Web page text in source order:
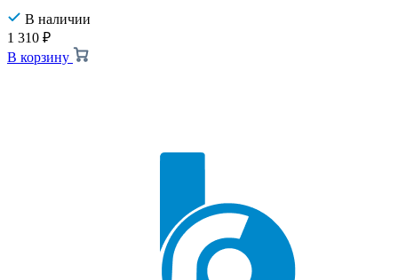
В наличии
1 310 ₽
В корзину